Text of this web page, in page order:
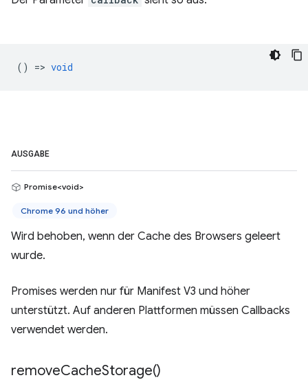
() => void
AUSGABE
Promise<void>
Chrome 96 und höher
Wird behoben, wenn der Cache des Browsers geleert
wurde.
Promises werden nur für Manifest V3 und höher
unterstützt. Auf anderen Plattformen müssen Callbacks
verwendet werden.
removeCacheStorage()